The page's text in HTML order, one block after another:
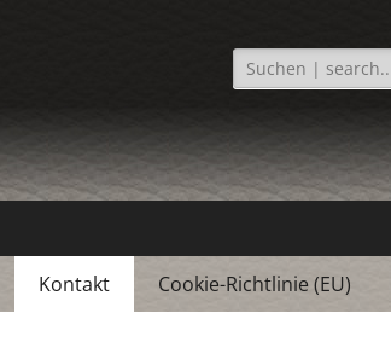
Suchen
nach:
Kontakt Cookie-Richtlinie (EU)